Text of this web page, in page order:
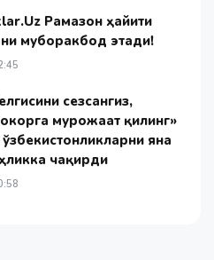
Рамазон ҳайити
муборакбод этади!
сезсангиз,
мурожаат қилинг»
яна
чақирди